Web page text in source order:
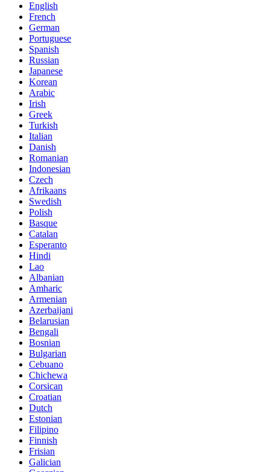
English
French
German
Portuguese
Spanish
Russian
Japanese
Korean
Arabic
Irish
Greek
Turkish
Italian
Danish
Romanian
Indonesian
Czech
Afrikaans
Swedish
Polish
Basque
Catalan
Esperanto
Hindi
Lao
Albanian
Amharic
Armenian
Azerbaijani
Belarusian
Bengali
Bosnian
Bulgarian
Cebuano
Chichewa
Corsican
Croatian
Dutch
Estonian
Filipino
Finnish
Frisian
Galician